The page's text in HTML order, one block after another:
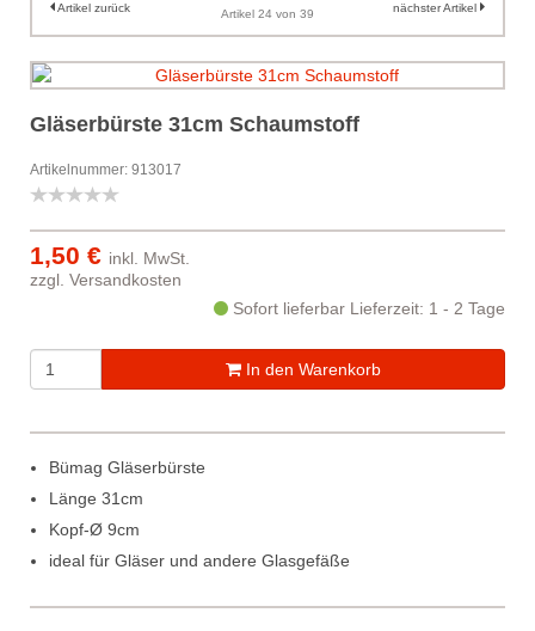
Artikel zurück Artikel 24 von 39 nächster Artikel
Gläserbürste 31cm Schaumstoff
Artikelnummer: 913017
1,50 € inkl. MwSt.
zzgl. Versandkosten
Sofort lieferbar Lieferzeit: 1 - 2 Tage
In den Warenkorb
Bümag Gläserbürste
Länge 31cm
Kopf-Ø 9cm
ideal für Gläser und andere Glasgefäße